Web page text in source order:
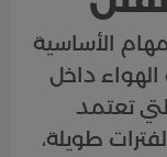
الأساسية
داخل
تعتمد
طويلة،